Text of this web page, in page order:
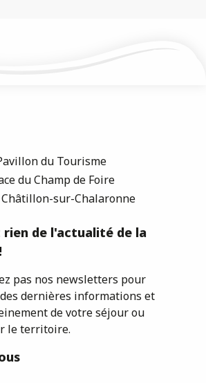
du Tourisme
du Champ de Foire
Châtillon-sur-Chalaronne
rien de l'actualité de la
pas nos newsletters pour
dernières informations et
de votre séjour ou
le territoire.